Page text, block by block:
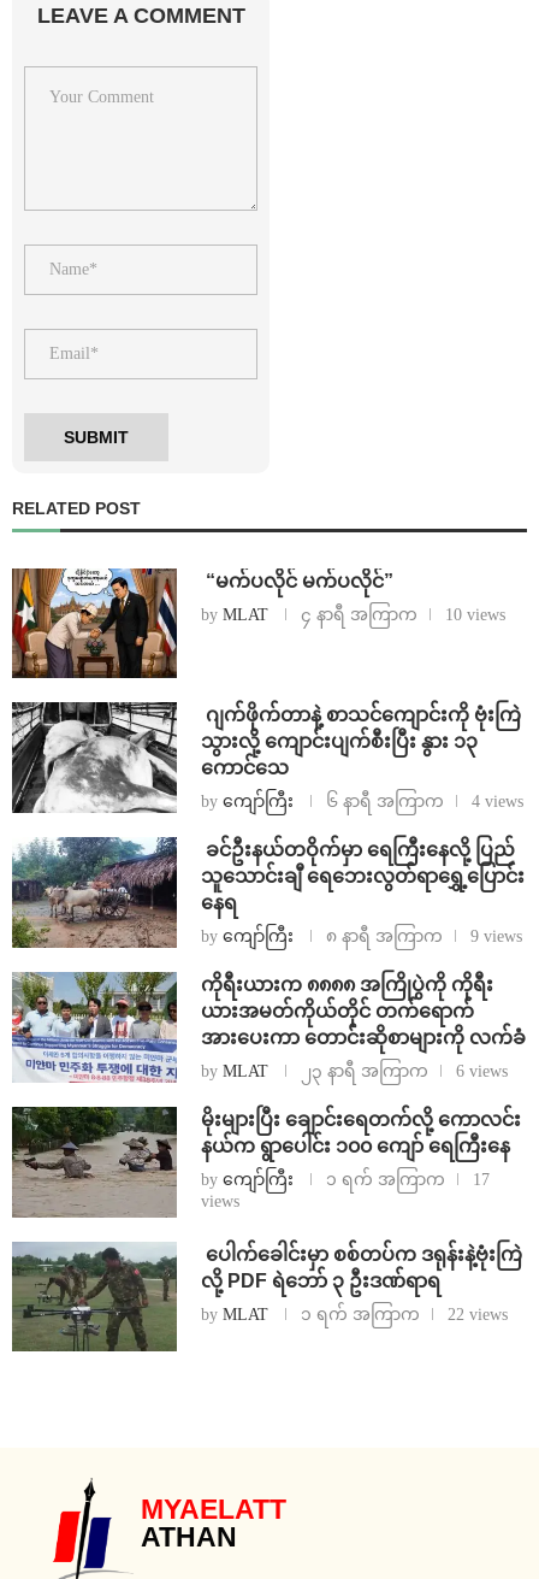
LEAVE A COMMENT
RELATED POST
⁨ ⁨“မက်ပလိုင် မက်ပလိုင်”
by MLAT ၄ နာရီ အကြာက 10 views
⁨⁩ ⁨ဂျက်ဖိုက်တာနဲ့ စာသင်ကျောင်းကို ဗုံးကြဲ
သွားလို့ ကျောင်းပျက်စီးပြီး နွား ၁၃
ကောင်သေ
by ကျော်ကြီး ၆ နာရီ အကြာက 4 views
⁩ ⁨ခင်ဦးနယ်တဝိုက်မှာ ရေကြီးနေလို့ ပြည်
သူသောင်းချီ ရေဘေးလွတ်ရာရွှေ့ပြောင်း
နေရ
by ကျော်ကြီး ၈ နာရီ အကြာက 9 views
ကိုရီးယားက ၈၈၈၈ အကြိုပွဲကို ကိုရီး
ယားအမတ်ကိုယ်တိုင် တက်ရောက်
အားပေးကာ တောင်းဆိုစာများကို လက်ခံ
by MLAT ၂၃ နာရီ အကြာက 6 views
⁨မိုးများပြီး ချောင်းရေတက်လို့ ကောလင်း
နယ်က ရွာပေါင်း ၁၀၀ ကျော် ရေကြီးနေ
by ကျော်ကြီး ၁ ရက် အကြာက
17
views
⁩ ⁨ပေါက်ခေါင်းမှာ စစ်တပ်က ဒရုန်းနဲ့ဗုံးကြဲ
လို့ PDF ရဲဘော် ၃ ဦးဒဏ်ရာရ
by MLAT ၁ ရက် အကြာက 22 views
MYAELATT
ATHAN